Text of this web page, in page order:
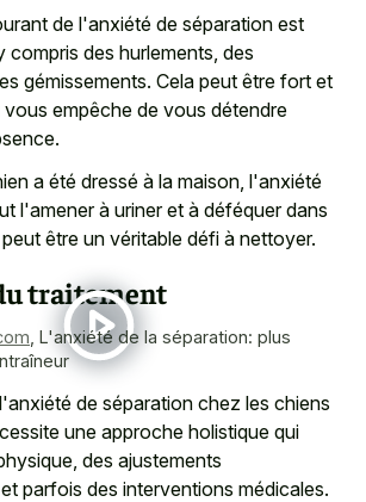
de l'anxiété de séparation est
des hurlements, des
gémissements. Cela peut être fort et
empêche de vous détendre
a été dressé à la maison, l'anxiété
l'amener à uriner et à déféquer dans
être un véritable défi à nettoyer.
traitement
, L'anxiété de la séparation: plus
de séparation chez les chiens
une approche holistique qui
des ajustements
parfois des interventions médicales.